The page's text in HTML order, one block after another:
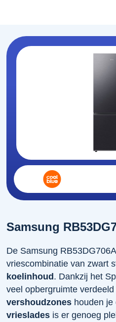
Samsung
De Samsung
vriescombinatie van zwart
koelinhoud. Dankzij het
veel opbergruimte
vershoudzones houden
vrieslades is er genoeg